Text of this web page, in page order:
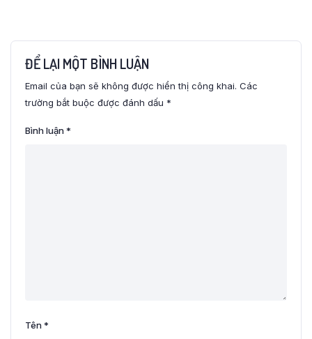
ĐỂ LẠI MỘT BÌNH LUẬN
Email của bạn sẽ không được hiển thị công khai. Các
trường bắt buộc được đánh dấu *
Bình luận*
Tên*